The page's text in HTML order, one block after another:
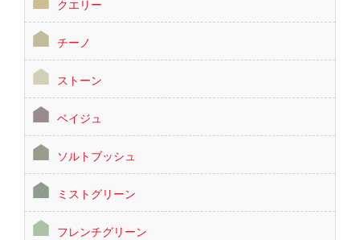
クエリー
チーノ
ストーン
ベイジュ
ソルトブッシュ
ミストグリーン
フレンチグリーン